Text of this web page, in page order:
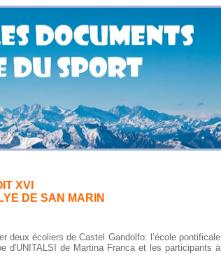
XVI
DE SAN MARIN
écoliers de Castel Gandolfo: l’école pontificale
d'UNITALSI de Martina Franca et les participants à